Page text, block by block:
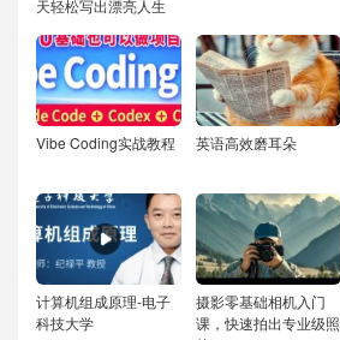
天轻松写出漂亮人生
Vibe Coding实战教程 英语高效磨耳朵
计算机组成原理-电子
科技大学
摄影零基础相机入门
课，快速拍出专业级照